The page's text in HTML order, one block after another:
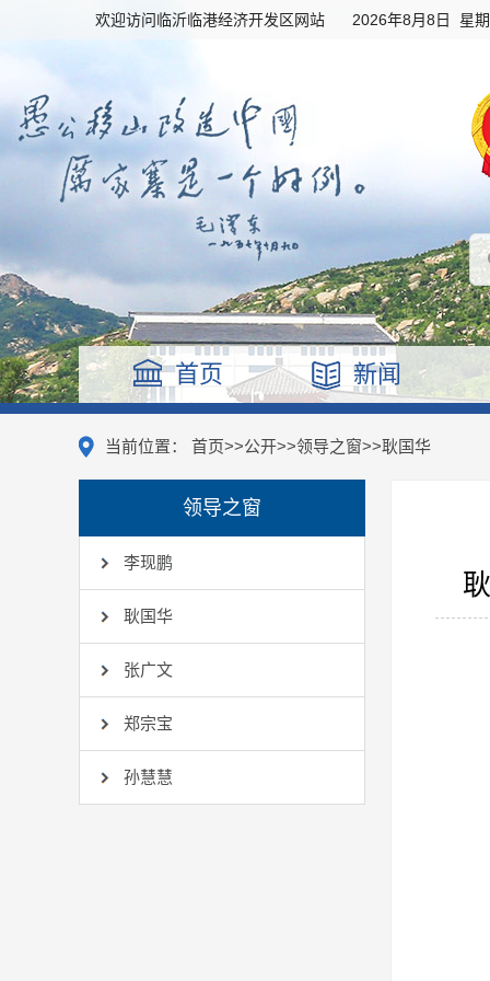
欢迎访问临沂临港经济开发区网站 2026年8月8日 星
首页 新闻
当前位置： 首页>>公开>>领导之窗>>耿国华
领导之窗
李现鹏
耿国华
张广文
郑宗宝
孙慧慧